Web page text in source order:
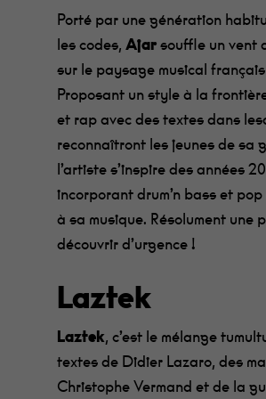
Porté par une génération
les codes,Ajarsouffle un vent
sur le paysage musical
Proposant un style à la
et rap avec des textes dans
reconnaîtront les jeunes de sa
l’artiste s’inspire des années
incorporant drum’n bass et pop
à sa musique. Résolument une
découvrir d’urgence !
Laztek
Laztek, c’est le mélange
textes de Didier Lazaro, des
Christophe Vermand et de la